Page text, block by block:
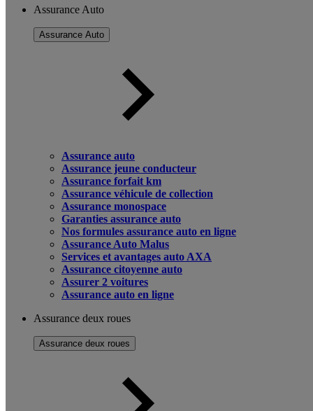
Assurance Auto
Assurance Auto
Assurance auto
Assurance jeune conducteur
Assurance forfait km
Assurance véhicule de collection
Assurance monospace
Garanties assurance auto
Nos formules assurance auto en ligne
Assurance Auto Malus
Services et avantages auto AXA
Assurance citoyenne auto
Assurer 2 voitures
Assurance auto en ligne
Assurance deux roues
Assurance deux roues